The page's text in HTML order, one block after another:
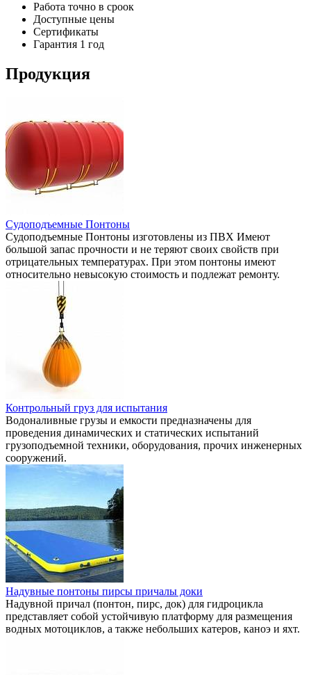
Работа точно в сроок
Доступные цены
Сертификаты
Гарантия 1 год
Продукция
Судоподъемные Понтоны
Судоподъемные Понтоны изготовлены из ПВХ Имеют
большой запас прочности и не теряют своих свойств при
отрицательных температурах. При этом понтоны имеют
относительно невысокую стоимость и подлежат ремонту.
Контрольный груз для испытания
Водоналивные грузы и емкости предназначены для
проведения динамических и статических испытаний
грузоподъемной техники, оборудования, прочих инженерных
сооружений.
Надувные понтоны пирсы причалы доки
Надувной причал (понтон, пирс, док) для гидроцикла
представляет собой устойчивую платформу для размещения
водных мотоциклов, а также небольших катеров, каноэ и яхт.